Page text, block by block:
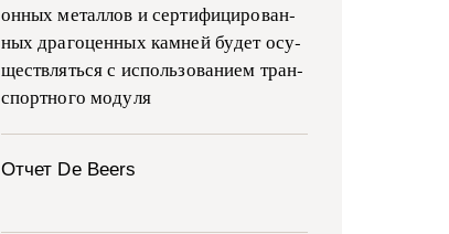
он­ных ме­тал­лов и сер­ти­фи­ци­ро­ван­
ных дра­го­цен­ных ка­м­ней бу­дет осу­
ще­ств­лять­ся с ис­поль­зо­ва­ни­ем тран­
с­пор­т­но­го мо­ду­ля
Отчет De Beers